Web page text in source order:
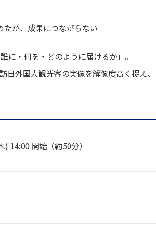
たが、成果につながらない
に・何を・どのように届けるか」。
外国人観光客の実像を解像度高く捉え
14:00 開始（約50分）